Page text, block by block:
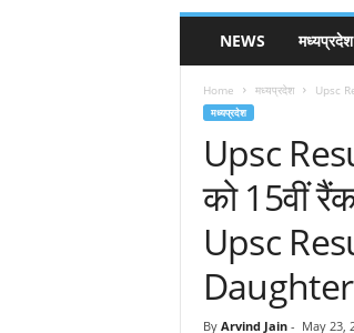
NEWS मध्यप्रदेश
Home मध्यप्रदेश Upsc
मध्यप्रदेश
Upsc
को 15वीं
Upsc
By Arvind Jain- May 23,